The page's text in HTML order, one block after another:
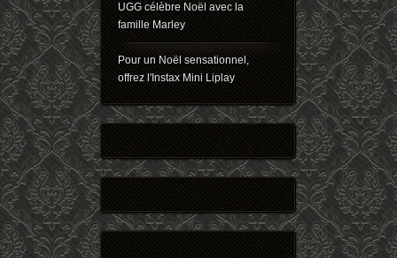
UGG célèbre Noël avec la
famille Marley
Pour un Noël sensationnel,
offrez l'Instax Mini Liplay